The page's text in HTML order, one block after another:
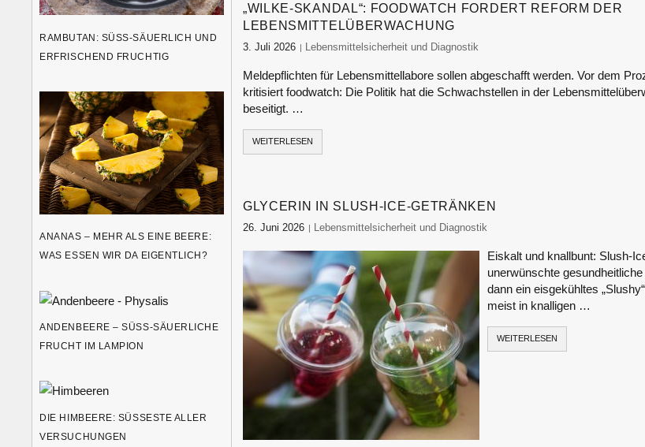
„WILKE-SKANDAL“: FOODWATCH FORDERT REFORM DER
LEBENSMITTELÜBERWACHUNG
3. Juli 2026 food-monitor
Lebensmittelsicherheit und Diagnostik
Meldepflichten für Lebensmittellabore sollen abgeschafft werden. Vor dem
kritisiert foodwatch: Die Politik hat die Schwachstellen in der
beseitigt. …
WEITERLESEN
GLYCERIN IN SLUSH-ICE-GETRÄNKEN
26. Juni 2026 food-monitor
Lebensmittelsicherheit und Diagnostik
Eiskalt und knallbunt: Slush-
unerwünschte
dann ein eisgekühltes
meist in knalligen …
WEITERLESEN
RAMBUTAN: SÜSS-SÄUERLICH UND E
RFRISCHEND FRUCHTIG
ANANAS – MEHR ALS EINE BEERE:
WAS ESSEN WIR DA EIGENTLICH?
ANDENBEERE – SÜSS-SÄUERLICHE F
RUCHT IM LAMPION
DIE HIMBEERE: SÜSSESTE ALLER V
ERSUCHUNGEN